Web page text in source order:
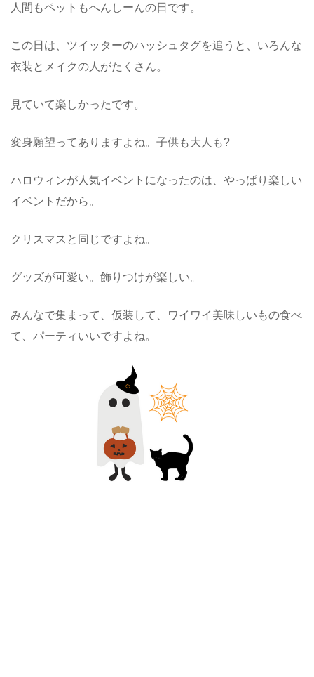
人間もペットもへんしーんの日です。
この日は、ツイッターのハッシュタグを追うと、いろんな
衣装とメイクの人がたくさん。
見ていて楽しかったです。
変身願望ってありますよね。子供も大人も?
ハロウィンが人気イベントになったのは、やっぱり楽しい
イベントだから。
クリスマスと同じですよね。
グッズが可愛い。飾りつけが楽しい。
みんなで集まって、仮装して、ワイワイ美味しいもの食べ
て、パーティいいですよね。